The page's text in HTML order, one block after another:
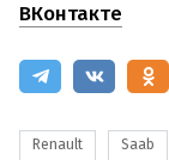
ВКонтакте
Renault Saab